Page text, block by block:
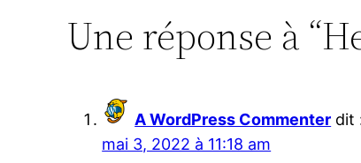
Une réponse à
A WordPress Commenter dit
mai 3, 2022 à 11:18 am